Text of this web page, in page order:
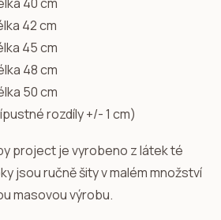
42 cm
45 cm
48 cm
50 cm
rozdíly +/- 1 cm)
project je vyrobeno z látek té
jsou ručně šity v malém množství
masovou výrobu.